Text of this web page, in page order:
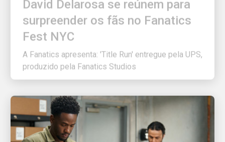
surpreender os fãs no Fanatics
Fest NYC
A Fanatics apresenta: 'Title Run' entregue pela UPS,
produzido pela Fanatics Studios